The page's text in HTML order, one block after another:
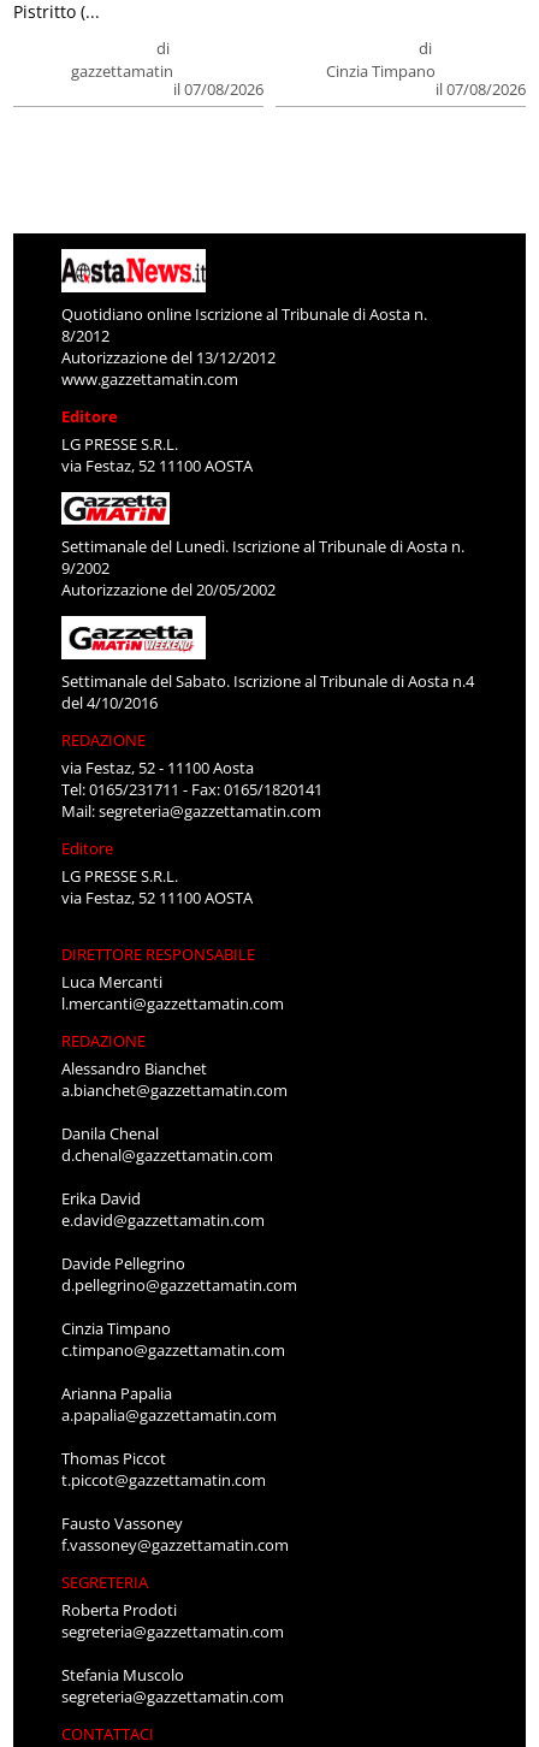
di
gazzettamatin
il 07/08/2026
Pistritto (...
di
Cinzia Timpano
il 07/08/2026
Quotidiano online Iscrizione al Tribunale di Aosta n.
8/2012
Autorizzazione del 13/12/2012
www.gazzettamatin.com
Editore
LG PRESSE S.R.L.
via Festaz, 52 11100 AOSTA
Settimanale del Lunedì. Iscrizione al Tribunale di Aosta n.
9/2002
Autorizzazione del 20/05/2002
Settimanale del Sabato. Iscrizione al Tribunale di Aosta n.4
del 4/10/2016
REDAZIONE
via Festaz, 52 - 11100 Aosta
Tel: 0165/231711 - Fax: 0165/1820141
Mail:segreteria@gazzettamatin.com
Editore
LG PRESSE S.R.L.
via Festaz, 52 11100 AOSTA
DIRETTORE RESPONSABILE
Luca Mercanti
l.mercanti@gazzettamatin.com
REDAZIONE
Alessandro Bianchet
a.bianchet@gazzettamatin.com
Danila Chenal
d.chenal@gazzettamatin.com
Erika David
e.david@gazzettamatin.com
Davide Pellegrino
d.pellegrino@gazzettamatin.com
Cinzia Timpano
c.timpano@gazzettamatin.com
Arianna Papalia
a.papalia@gazzettamatin.com
Thomas Piccot
t.piccot@gazzettamatin.com
Fausto Vassoney
f.vassoney@gazzettamatin.com
SEGRETERIA
Roberta Prodoti
segreteria@gazzettamatin.com
Stefania Muscolo
segreteria@gazzettamatin.com
CONTATTACI